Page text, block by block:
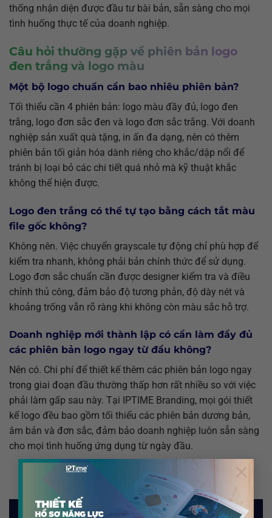
×
thống nhận diện được đầu tư bài bản, sẵn sàng cho mọi
tình huống thực tế của doanh nghiệp.
Câu hỏi thường gặp về phiên bản logo
đen trắng và logo màu
Một bộ logo chuẩn cần bao nhiêu phiên bản?
Tối thiểu cần 4 phiên bản: logo màu đầy đủ, logo đen
trắng, logo đơn sắc đen và logo đơn sắc trắng. Với doanh
nghiệp sản xuất quà tặng, in ấn đa dạng, nên có thêm
phiên bản tối giản hóa dành riêng cho khắc/dập nổi để
tránh bị loại bỏ các chi tiết quá nhỏ mà kỹ thuật khắc
không thể hiện được.
Logo đen trắng có thể tự tạo bằng cách tắt màu
file gốc không?
Không nên. Việc chuyển grayscale tự động chỉ phù hợp để
kiểm tra nhanh, không phải bản chính thức để sử dụng.
Logo đơn sắc chuẩn cần được designer kiểm tra và điều
chỉnh thủ công, đảm bảo độ tương phản, độ dày nét và
khoảng trống vẫn rõ ràng khi không còn màu sắc hỗ trợ.
Doanh nghiệp mới thành lập có cần làm đầy đủ
các phiên bản logo ngay từ đầu không?
Nên có. Chi phí để thiết kế thêm các phiên bản logo ngay
trong giai đoạn đầu thường thấp hơn rất nhiều so với việc
phải làm gấp sau này. Tại IPTIME Branding, mọi gói thiết
kế logo đều bao gồm tối thiểu các phiên bản dương bản,
âm bản và đơn sắc, đảm bảo doanh nghiệp luôn sẵn sàng
cho mọi tình huống ứng dụng từ ngày đầu.